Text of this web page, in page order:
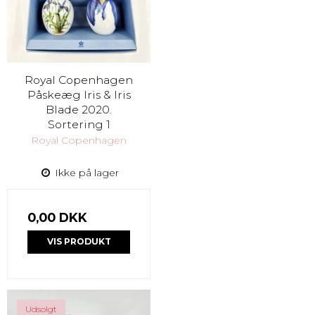
Royal Copenhagen
Påskeæg Iris & Iris
Blade 2020.
Sortering 1
Royal Copenhagen
Ikke på lager
0,00 DKK
VIS PRODUKT
Udsolgt